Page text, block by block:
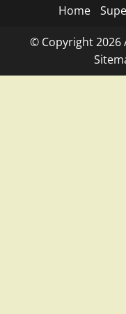
Home
© Copyright2026
Site